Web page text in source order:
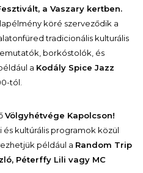
a Vaszary kertben.
köré szerveződik a
tradicionális kulturális
borkóstolók, és
a Kodály Spice Jazz
tól.
Völgyhétvége Kapolcson!
kultúrális programok közül
például a Random Trip
Péterffy Lili vagy MC